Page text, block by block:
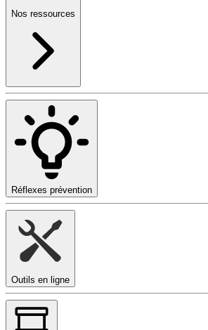
Nos ressources
Réflexes prévention
Outils en ligne